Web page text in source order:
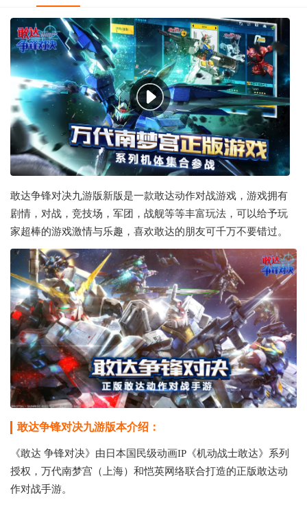
敢达争锋对决九游版新版是一款敢达动作对战游戏，游戏拥有
剧情，对战，竞技场，军团，战舰等等丰富玩法，可以给予玩
家超棒的游戏激情与乐趣，喜欢敢达的朋友可千万不要错过。
敢达争锋对决九游版本介绍：
《敢达 争锋对决》由日本国民级动画IP《机动战士敢达》系列
授权，万代南梦宫（上海）和恺英网络联合打造的正版敢达动
作对战手游。